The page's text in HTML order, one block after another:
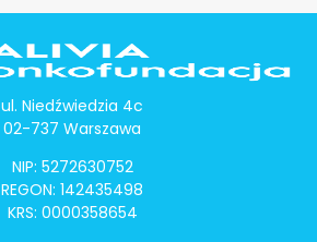
ul. Niedźwiedzia 4c
02-737 Warszawa
NIP: 5272630752
REGON: 142435498
KRS: 0000358654